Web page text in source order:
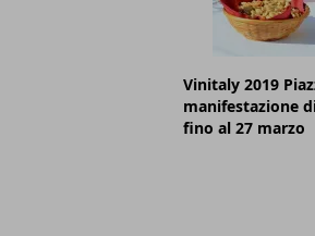
Vinitaly 2019
manifestazione
fino al 27 marzo